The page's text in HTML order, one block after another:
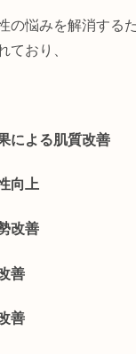
の悩みを解消する
ており、
による肌質改善
向上
改善
善
善